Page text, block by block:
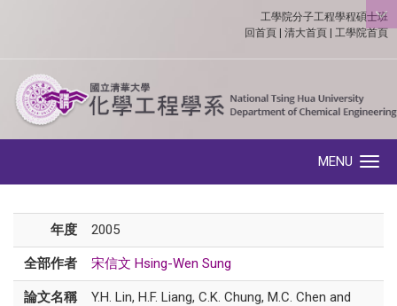
:::
工學院分子工程學程碩士班
回首頁
清大首頁 工學院首頁
MENU
年度 2005
全部作者 宋信文 Hsing-Wen Sung
論文名稱
Y.H. Lin, H.F. Liang, C.K. Chung, M.C. Chen and